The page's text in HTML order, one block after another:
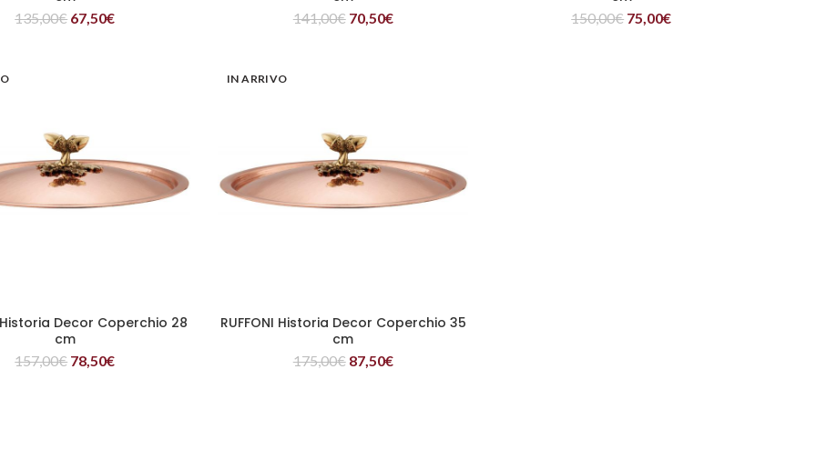
135,00€ 67,50€ 141,00€ 70,50€ 150,00€ 75,00€
LEGGI TUTTO
Historia Decor Coperchio 28
cm
157,00€ 78,50€
IN ARRIVO
LEGGI TUTTO
RUFFONI Historia Decor Coperchio 35
cm
175,00€ 87,50€